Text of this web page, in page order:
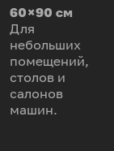
60 × 90 см
Для
небольших
помещений,
столов и
салонов
машин.